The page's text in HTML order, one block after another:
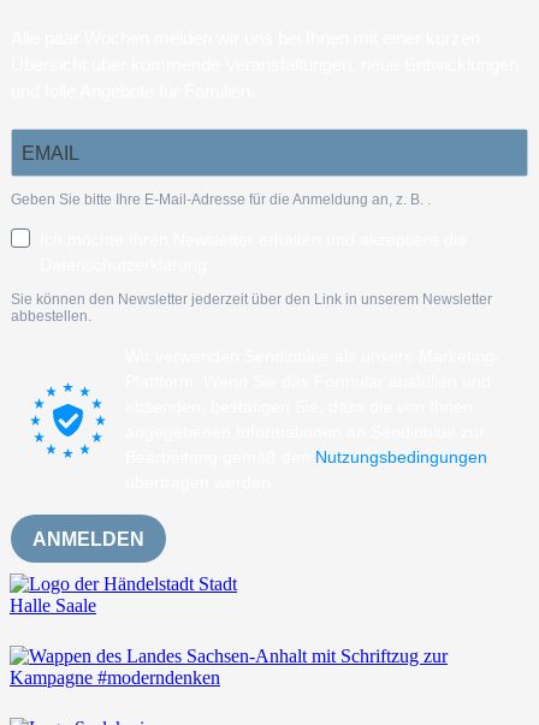
Geben Sie bitte Ihre E-Mail-Adresse für die Anmeldung an, z. B. .
Sie können den Newsletter jederzeit über den Link in unserem Newsletter
abbestellen.
Nutzungsbedingungen
ANMELDEN